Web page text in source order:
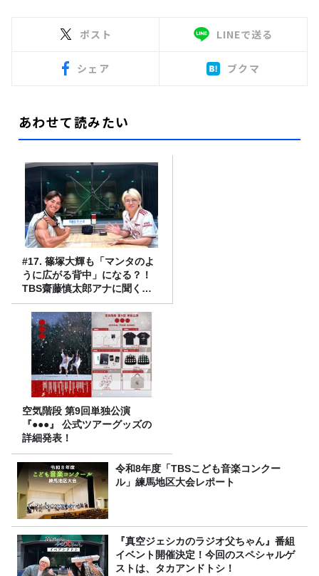
ポスト LINEで送る
シェア ブクマ
あわせて読みたい
#17. 篠塚大輝も「マンタのよ
うに広がる背中」になる？！
TBS齋藤慎太郎アナに聞くメ
ンズフィジークの魅力！！
空気階段 第9回単独公演
『●●●』 公式ツアーグッズの
詳細発表！
令和8年度「TBSこども音楽コンクー
ル」練馬地区大会レポート
『真空ジェシカのラジオ父ちゃん』番組
イベント開催決定！今回のスペシャルゲ
ストは、タカアンドトシ！